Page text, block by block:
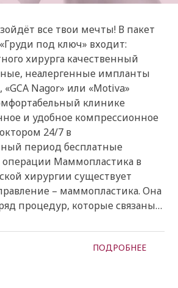
все твои мечты! В пакет
под ключ» входит:
хирурга качественный
неалергенные импланты
Nagor» или «Motiva»
клинике
и удобное компрессионное
24/7 в
период бесплатные
операции Маммопластика в
хирургии существует
– маммопластика. Она
процедур, которые связаны…
ПОДРОБНЕЕ